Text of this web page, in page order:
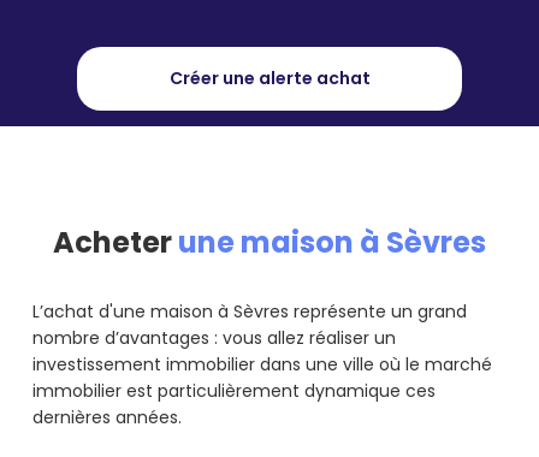
Créer une alerte achat
Acheterune maison à Sèvres
L’achat d'une maison à Sèvres représente un grand
nombre d’avantages : vous allez réaliser un
investissement immobilier dans une ville où le marché
immobilier est particulièrement dynamique ces
dernières années.